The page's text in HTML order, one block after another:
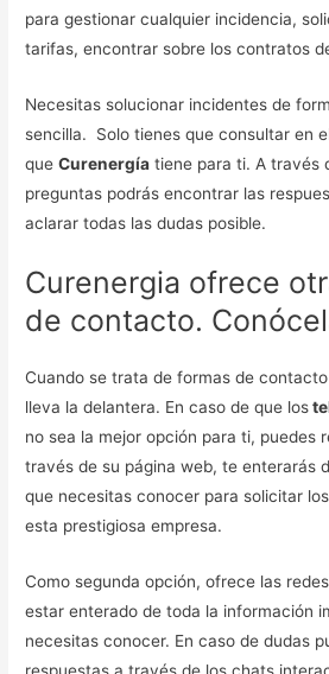
para gestionar cualquier incidencia,
tarifas, encontrar sobre los contratos
Necesitas solucionar incidentes de
sencilla. Solo tienes que consultar en
queCurenergía tiene para ti. A través
preguntas podrás encontrar las
aclarar todas las dudas posible.
Curenergia ofrece
de contacto.
Cuando se trata de formas de
lleva la delantera. En caso de que los
no sea la mejor opción para ti, puedes
través de su página web, te enterarás
que necesitas conocer para solicitar
esta prestigiosa empresa.
Como segunda opción, ofrece las
estar enterado de toda la información
necesitas conocer. En caso de dudas